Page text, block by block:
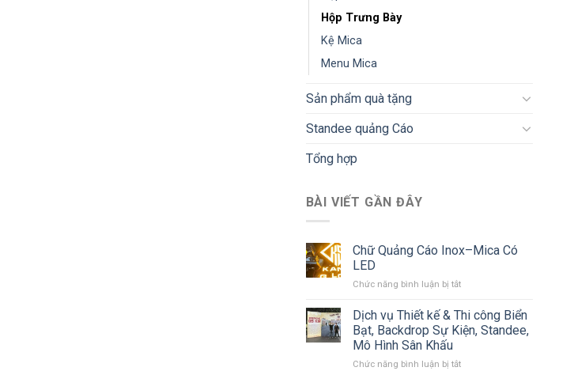
Hộp Trưng Bày
Kệ Mica
Menu Mica
Sản phẩm quà tặng
Standee quảng Cáo
Tổng hợp
BÀI VIẾT GẦN ĐÂY
Chữ Quảng Cáo Inox–Mica Có
LED
Chức năng bình luận bị tắtở
Quảng
Cáo
Inox–
Có
Dịch vụ Thiết kế & Thi công Biển
Bạt, Backdrop Sự Kiện, Standee,
Mô Hình Sân Khấu
Chức năng bình luận bị tắtở